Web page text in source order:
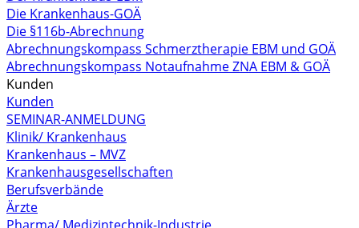
Die Krankenhaus-GOÄ
Die §116b-Abrechnung
Abrechnungskompass Schmerztherapie EBM und GOÄ
Abrechnungskompass Notaufnahme ZNA EBM & GOÄ
Kunden
Kunden
SEMINAR-ANMELDUNG
Klinik/ Krankenhaus
Krankenhaus – MVZ
Krankenhausgesellschaften
Berufsverbände
Ärzte